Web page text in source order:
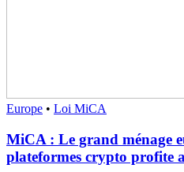
Europe • Loi MiCA
MiCA : Le grand ménage
plateformes crypto profite